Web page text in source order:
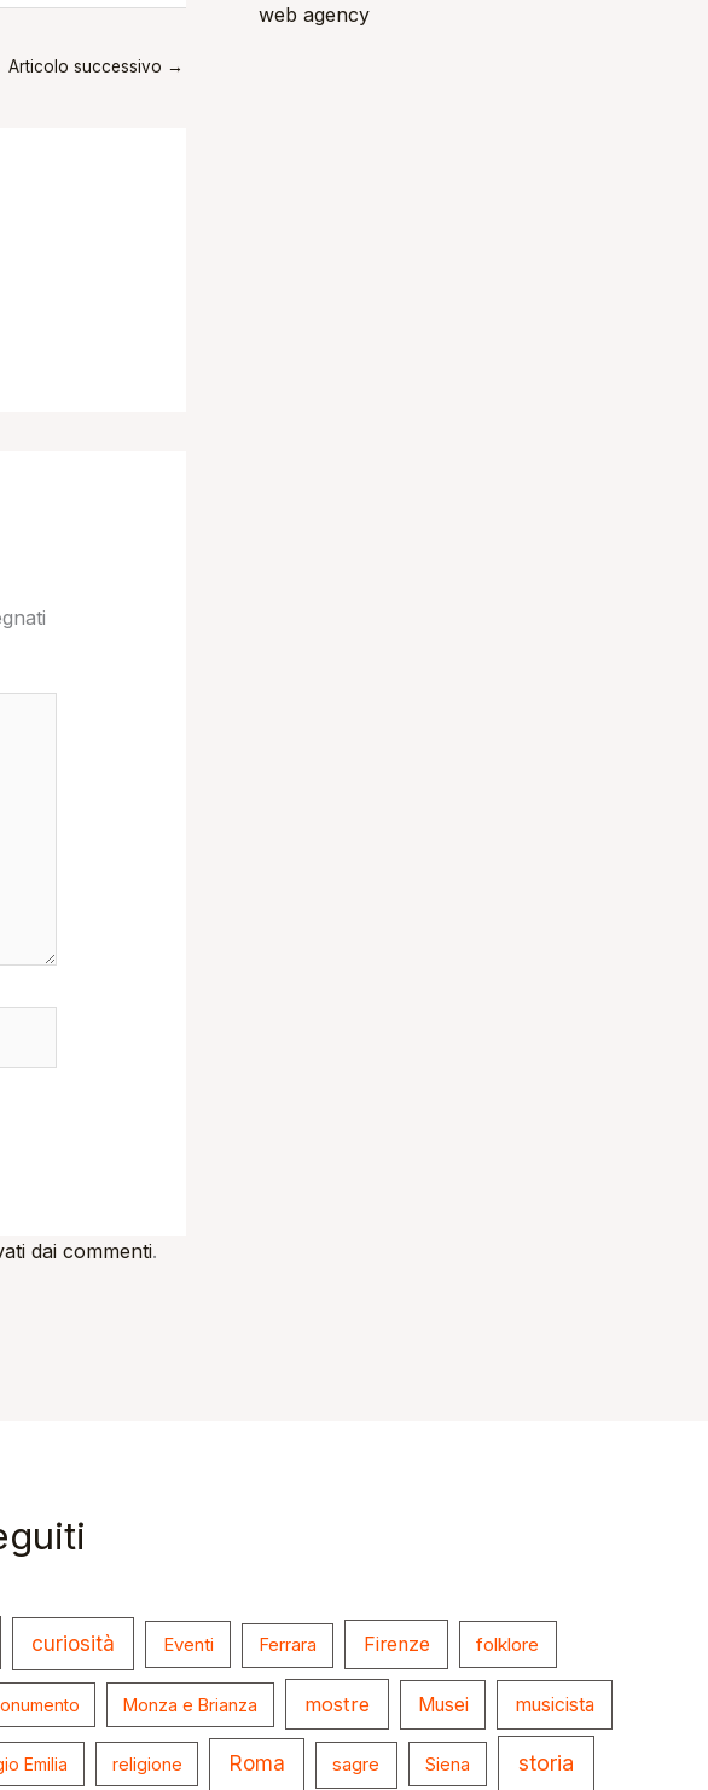
Articolo successivo →
dai commenti.
web agency
curiosità Eventi Ferrara Firenze folklore
Monza e Brianza mostre Musei musicista
Emilia religione Roma sagre Siena storia